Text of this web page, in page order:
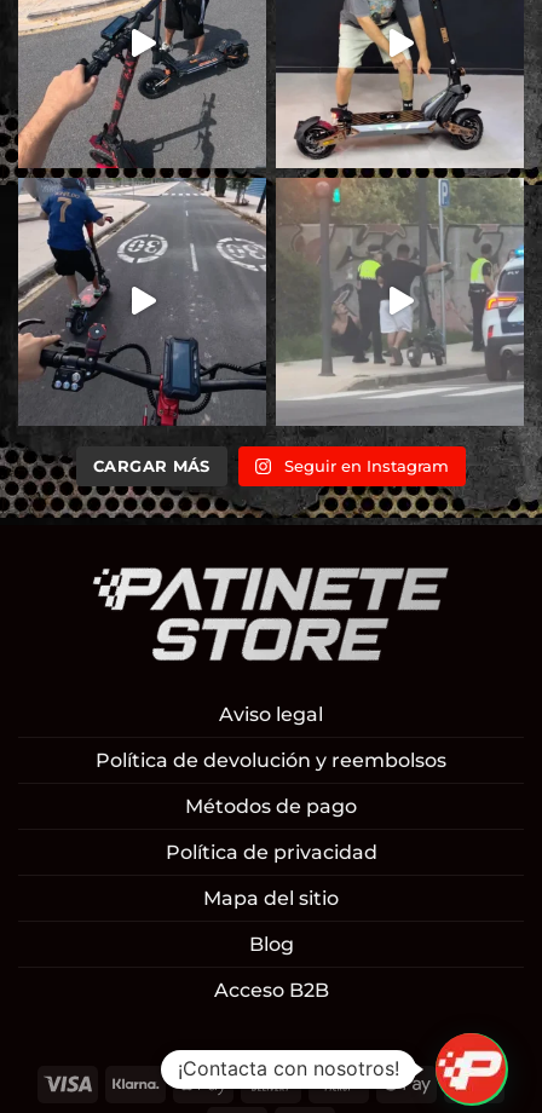
CARGAR MÁS Seguir en Instagram
Aviso legal
Política de devolución y reembolsos
Métodos de pago
Política de privacidad
Mapa del sitio
Blog
Acceso B2B
Visa Klarna
Apple
Cash
Cash
Google
¡Contacta con nosotros!